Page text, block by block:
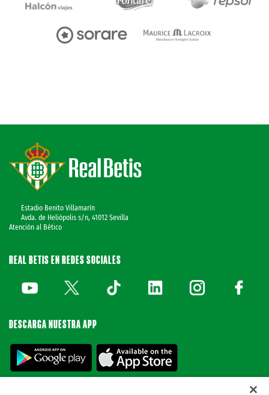
Estadio Benito Villamarín
Avda. de Heliópolis s/n, 41012 Sevilla
Atención al Bético
REAL BETIS EN REDES SOCIALES
DESCARGA NUESTRA APP